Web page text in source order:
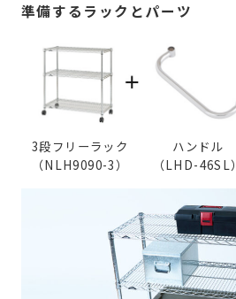
準備するラックとパーツ
3段フリーラック
（NLH9090-3）
ハンドル
（LHD-46SL）